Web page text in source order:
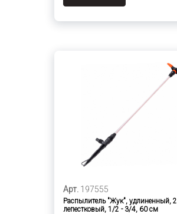
Арт. 197555
Распылитель "Жук", удлиненный, 2
лепестковый, 1/2 - 3/4, 60 см